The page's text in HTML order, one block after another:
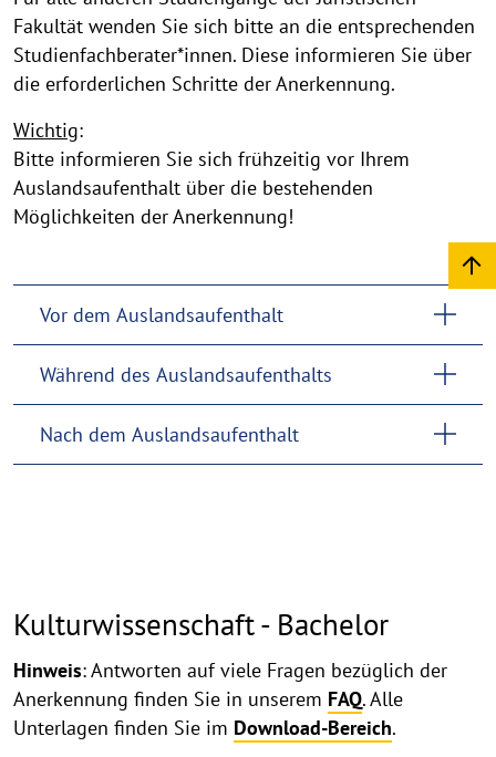
Fakultät wenden Sie sich bitte an die entsprechenden
Studienfachberater*innen. Diese informieren Sie über
die erforderlichen Schritte der Anerkennung.
Wichtig:
Bitte informieren Sie sich frühzeitig vor Ihrem
Auslandsaufenthalt über die bestehenden
Möglichkeiten der Anerkennung!
Vor dem Auslandsaufenthalt
Während des Auslandsaufenthalts
Nach dem Auslandsaufenthalt
Kulturwissenschaft - Bachelor
Hinweis: Antworten auf viele Fragen bezüglich der
Anerkennung finden Sie in unserem FAQ. Alle
Unterlagen finden Sie im Download-Bereich.